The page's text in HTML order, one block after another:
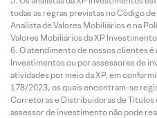
todas as regras previstas no Código
Analista de Valores Mobiliários e na
Valores Mobiliários da XP
O atendimento de nossos clientes é
Investimentos ou por assessores de
atividades por meio da XP, em
178/2023, os quais encontram-se
Corretoras e Distribuidoras de Títulos
assessor de investimento não pode